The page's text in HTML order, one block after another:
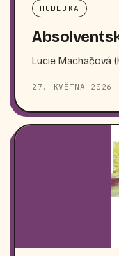
HUDEBKA
Lucie Machačová
27. KVĚTNA 2026